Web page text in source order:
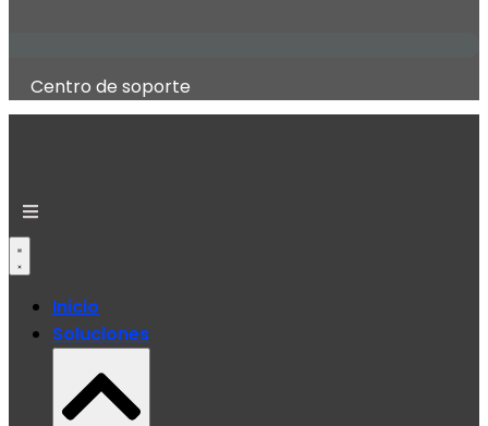
Centro de soporte
Inicio
Soluciones